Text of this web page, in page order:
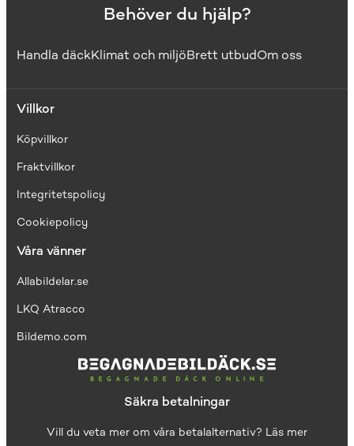
Behöver du hjälp?
Handla däckKlimat och miljöBrett utbudOm oss
Villkor
Köpvillkor
Fraktvillkor
Integritetspolicy
Cookiepolicy
Våra vänner
Allabildelar.se
LKQ Atracco
Bildemo.com
Säkra betalningar
Vill du veta mer om våra betalalternativ? Läs mer